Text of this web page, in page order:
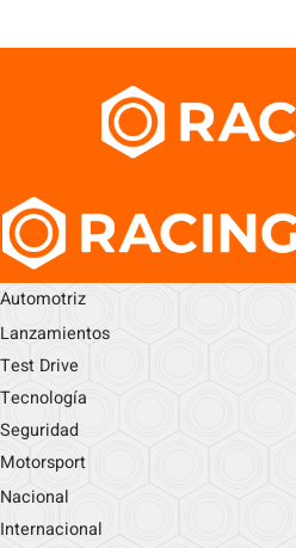
Automotriz
Lanzamientos
Test Drive
Tecnología
Seguridad
Motorsport
Nacional
Internacional